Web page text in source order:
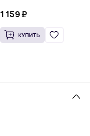
снятия стресса, 10 мл
(0,35 жидк. унции)
1 159 ₽
КУПИТЬ